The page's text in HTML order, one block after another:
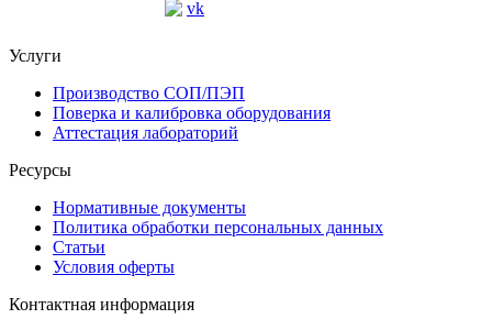
Услуги
Производство СОП/ПЭП
Поверка и калибровка оборудования
Аттестация лабораторий
Ресурсы
Нормативные документы
Политика обработки персональных данных
Статьи
Условия оферты
Контактная информация